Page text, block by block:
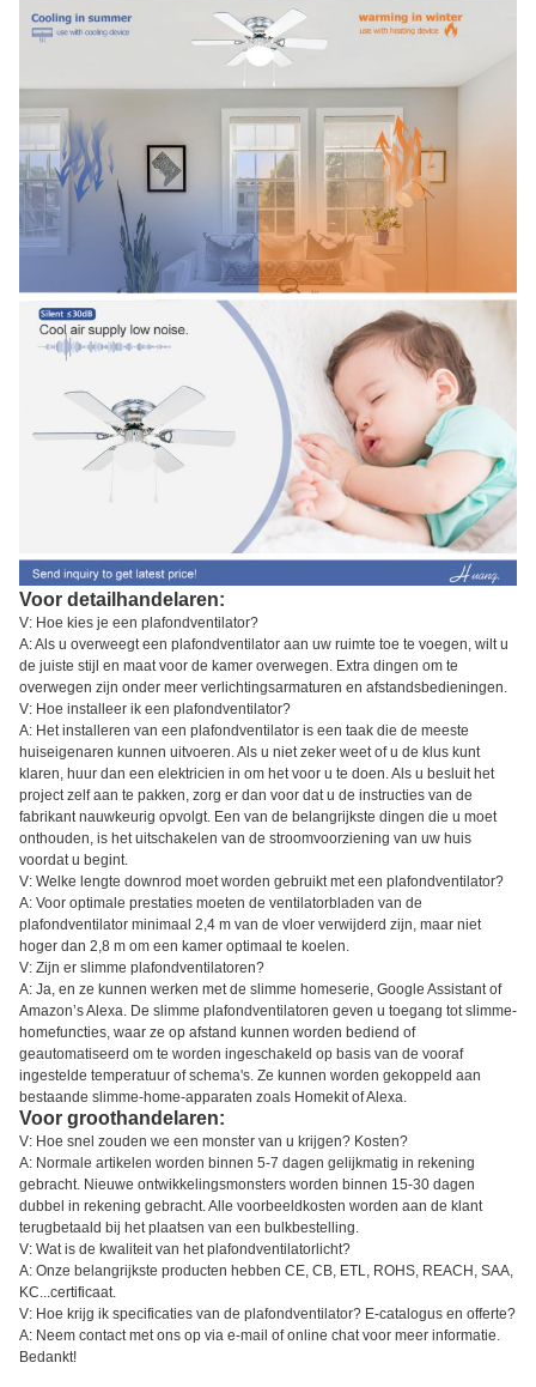
Voor detailhandelaren:
V: Hoe kies je een plafondventilator?
A: Als u overweegt een plafondventilator aan uw ruimte toe te voegen, wilt u
de juiste stijl en maat voor de kamer overwegen. Extra dingen om te
overwegen zijn onder meer verlichtingsarmaturen en afstandsbedieningen.
V: Hoe installeer ik een plafondventilator?
A: Het installeren van een plafondventilator is een taak die de meeste
huiseigenaren kunnen uitvoeren. Als u niet zeker weet of u de klus kunt
klaren, huur dan een elektricien in om het voor u te doen. Als u besluit het
project zelf aan te pakken, zorg er dan voor dat u de instructies van de
fabrikant nauwkeurig opvolgt. Een van de belangrijkste dingen die u moet
onthouden, is het uitschakelen van de stroomvoorziening van uw huis
voordat u begint.
V: Welke lengte downrod moet worden gebruikt met een plafondventilator?
A: Voor optimale prestaties moeten de ventilatorbladen van de
plafondventilator minimaal 2,4 m van de vloer verwijderd zijn, maar niet
hoger dan 2,8 m om een kamer optimaal te koelen.
V: Zijn er slimme plafondventilatoren?
A: Ja, en ze kunnen werken met de slimme homeserie, Google Assistant of
Amazon’s Alexa. De slimme plafondventilatoren geven u toegang tot slimme-
homefuncties, waar ze op afstand kunnen worden bediend of
geautomatiseerd om te worden ingeschakeld op basis van de vooraf
ingestelde temperatuur of schema's. Ze kunnen worden gekoppeld aan
bestaande slimme-home-apparaten zoals Homekit of Alexa.
Voor groothandelaren:
V: Hoe snel zouden we een monster van u krijgen? Kosten?
A: Normale artikelen worden binnen 5-7 dagen gelijkmatig in rekening
gebracht. Nieuwe ontwikkelingsmonsters worden binnen 15-30 dagen
dubbel in rekening gebracht. Alle voorbeeldkosten worden aan de klant
terugbetaald bij het plaatsen van een bulkbestelling.
V: Wat is de kwaliteit van het plafondventilatorlicht?
A: Onze belangrijkste producten hebben CE, CB, ETL, ROHS, REACH, SAA,
KC...certificaat.
V: Hoe krijg ik specificaties van de plafondventilator? E-catalogus en offerte?
A: Neem contact met ons op via e-mail of online chat voor meer informatie.
Bedankt!